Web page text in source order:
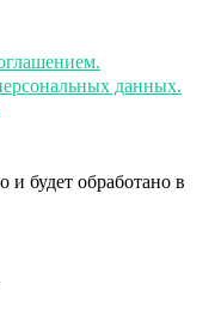
данных.
будет обработано в